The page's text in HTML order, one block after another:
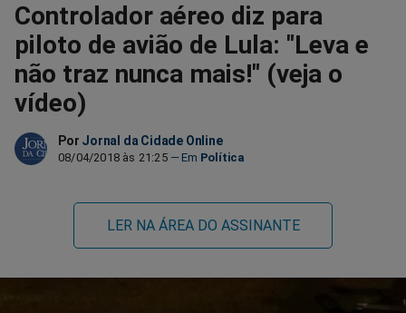
no
Facebook
no
Whatsapp
no
Twitter
no
Messenger
no
Telegram
Controlador aéreo diz para
piloto de avião de Lula: "Leva e
não traz nunca mais!" (veja o
vídeo)
Por Jornal da Cidade Online
08/04/2018 às 21:25 Política
LER NA ÁREA DO ASSINANTE